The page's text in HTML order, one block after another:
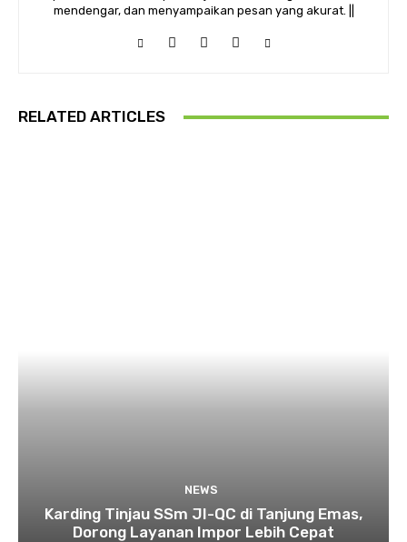
mendengar, dan menyampaikan pesan yang akurat. ||
RELATED ARTICLES
NEWS
Karding Tinjau SSm JI-QC di Tanjung Emas,
Dorong Layanan Impor Lebih Cepat